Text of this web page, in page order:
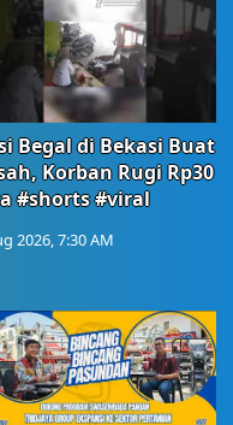
Begal di Bekasi Buat
Korban Rugi Rp30
#shorts #viral
2026, 7:30 AM